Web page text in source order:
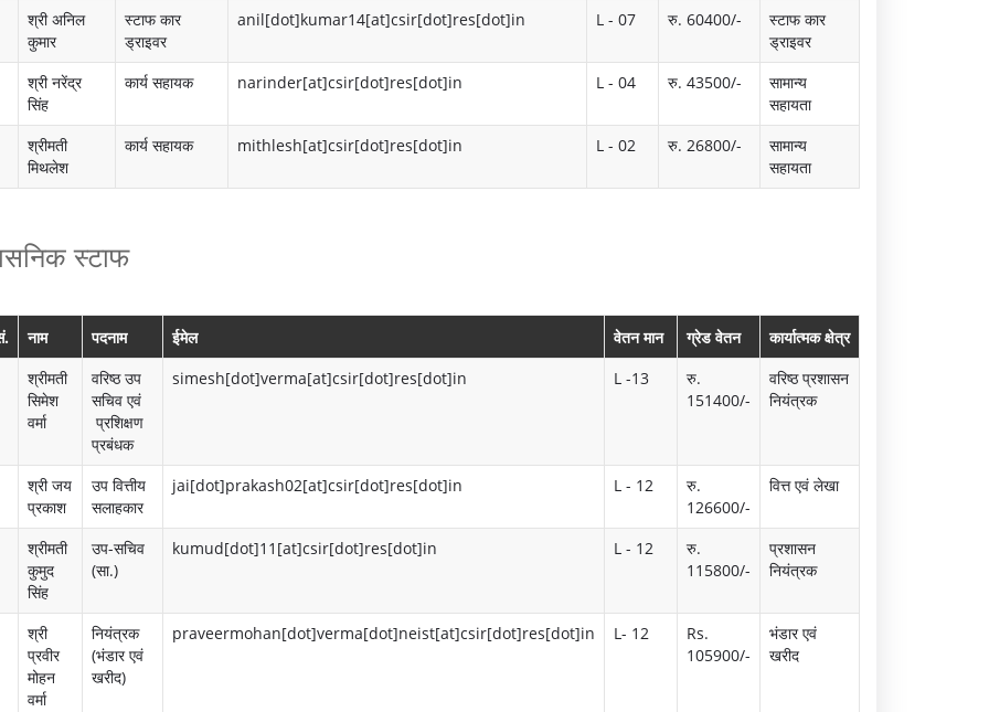
बु
ले
टि
न
o
o
G
a
l
e
r
म
ह
र्ण
लिं
सी
बी
श्री अनिल
कुमार
स्टाफ कार
ड्राइवर
anil[dot]kumar14[at]csir[dot]res[dot]in L - 07 रु. 60400/-
स्टाफ कार
ड्राइवर
श्री नरेंद्र
सिंह
कार्य सहायक narinder[at]csir[dot]res[dot]in L - 04 रु. 43500/-
सामान्य
सहायता
श्रीमती
मिथलेश
कार्य सहायक mithlesh[at]csir[dot]res[dot]in L - 02 रु. 26800/-
सामान्य
सहायता
स्टाफ
नाम पदनाम ईमेल वेतन मान ग्रेड वेतन
कार्यात्मक क्षेत्र
श्रीमती
सिमेश
वर्मा
वरिष्ठ उप
सचिव एवं
प्रशिक्षण
प्रबंधक
simesh[dot]verma[at]csir[dot]res[dot]in L -13
रु.
151400/-
वरिष्ठ प्रशासन
नियंत्रक
श्री जय
प्रकाश
उप वित्तीय
सलाहकार
jai[dot]prakash02[at]csir[dot]res[dot]in L - 12
रु.
126600/-
वित्त एवं लेखा
श्रीमती
कुमुद
सिंह
उप-सचिव
(सा.)
kumud[dot]11[at]csir[dot]res[dot]in L - 12
रु.
115800/-
प्रशासन
नियंत्रक
श्री
प्रवीर
मोहन
वर्मा
नियंत्रक
(भंडार एवं
खरीद)
praveermohan[dot]verma[dot]neist[at]csir[dot]res[dot]in L- 12
Rs.
105900/-
भंडार एवं
खरीद